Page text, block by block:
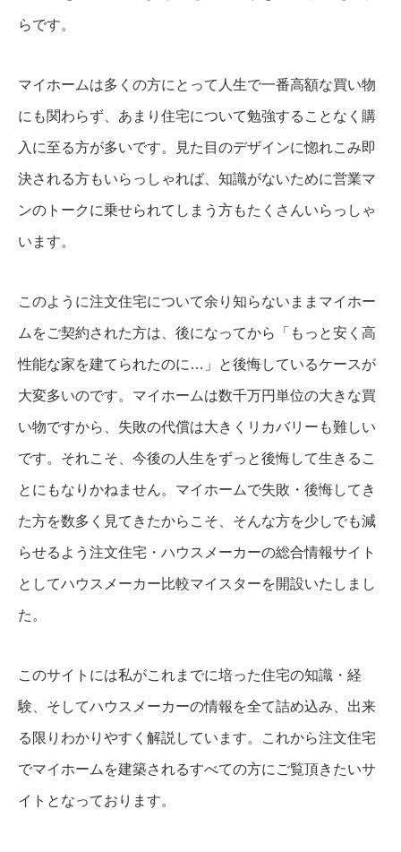
らです。
マイホームは多くの方にとって人生で一番高額な買い物
にも関わらず、あまり住宅について勉強することなく購
入に至る方が多いです。見た目のデザインに惚れこみ即
決される方もいらっしゃれば、知識がないために営業マ
ンのトークに乗せられてしまう方もたくさんいらっしゃ
います。
このように注文住宅について余り知らないままマイホー
ムをご契約された方は、後になってから「もっと安く高
性能な家を建てられたのに…」と後悔しているケースが
大変多いのです。マイホームは数千万円単位の大きな買
い物ですから、失敗の代償は大きくリカバリーも難しい
です。それこそ、今後の人生をずっと後悔して生きるこ
とにもなりかねません。マイホームで失敗・後悔してき
た方を数多く見てきたからこそ、そんな方を少しでも減
らせるよう注文住宅・ハウスメーカーの総合情報サイト
としてハウスメーカー比較マイスターを開設いたしまし
た。
このサイトには私がこれまでに培った住宅の知識・経
験、そしてハウスメーカーの情報を全て詰め込み、出来
る限りわかりやすく解説しています。これから注文住宅
でマイホームを建築されるすべての方にご覧頂きたいサ
イトとなっております。